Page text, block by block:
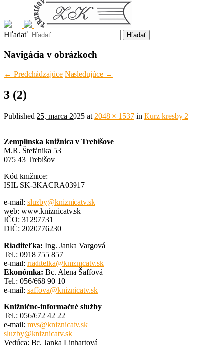
Hľadať
Navigácia v obrázkoch
← Predchádzajúce Nasledujúce →
3 (2)
Published 25. marca 2025 at 2048 × 1537 in Kurz kresby 2
Zemplínska knižnica v Trebišove
M.R. Štefánika 53
075 43 Trebišov
Kód knižnice:
ISIL SK-3KACRA03917
e-mail: sluzby@kniznicatv.sk
web: www.kniznicatv.sk
IČO: 31297731
DIČ: 2020776230
Riaditeľka: Ing. Janka Vargová
Tel.: 0918 755 857
e-mail: riaditelka@kniznicatv.sk
Ekonómka: Bc. Alena Šaffová
Tel.: 056/668 90 10
e-mail: saffova@kniznicatv.sk
Knižnično-informačné služby
Tel.: 056/672 42 22
e-mail: mvs@kniznicatv.sk
sluzby@kniznicatv.sk
Vedúca: Bc. Janka Linhartová